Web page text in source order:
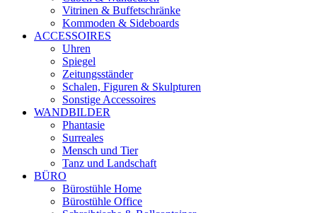
Vitrinen & Buffetschränke
Kommoden & Sideboards
ACCESSOIRES
Uhren
Spiegel
Zeitungsständer
Schalen, Figuren & Skulpturen
Sonstige Accessoires
WANDBILDER
Phantasie
Surreales
Mensch und Tier
Tanz und Landschaft
BÜRO
Bürostühle Home
Bürostühle Office